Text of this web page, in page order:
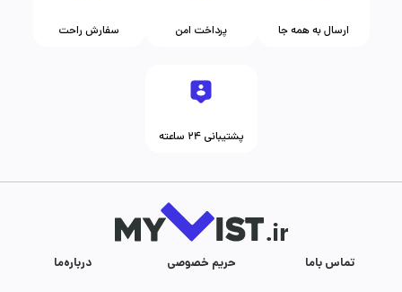
سفارش راحت پرداخت امن ارسال به همه جا
پشتیبانی ۲۴ ساعته
درباره‌ما حریم خصوصی تماس با‌ما